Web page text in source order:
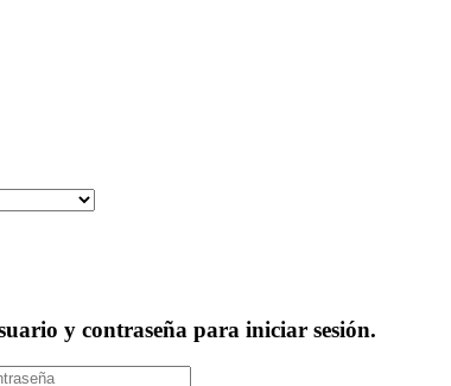
y contraseña para iniciar sesión.